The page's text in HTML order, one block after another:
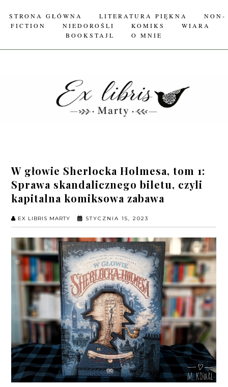
STRONA GŁÓWNA LITERATURA PIĘKNA
NON-
FICTION
NIEDOROŚLI KOMIKS
WIARA
BOOKSTAJL
O MNIE
W głowie Sherlocka Holmesa, tom 1:
Sprawa skandalicznego biletu, czyli
kapitalna komiksowa zabawa
EX LIBRIS MARTY STYCZNIA 15, 2023